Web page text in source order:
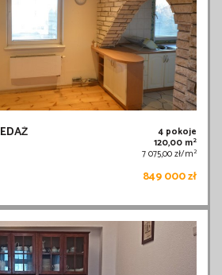
4 pokoje
120,00 m2
7 075,00 zł/m2
849 000 zł